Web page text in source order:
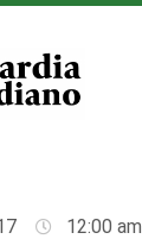
12:00 am